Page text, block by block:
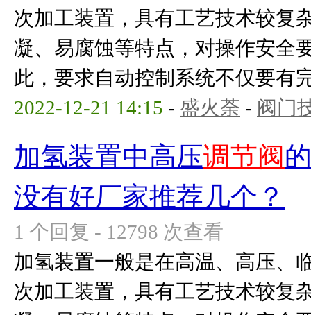
次加工装置，具有工艺技术较复
凝、易腐蚀等特点，对操作安全
此，要求自动控制系统不仅要有
2022-12-21 14:15 - 盛火荼 - 阀门
加氢装置中高压调节阀
没有好厂家推荐几个？
1 个回复 - 12798 次查看
加氢装置一般是在高温、高压、
次加工装置，具有工艺技术较复